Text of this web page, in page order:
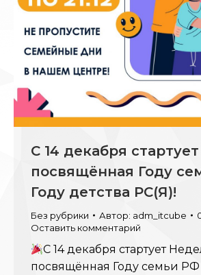
С 14 декабря
посвящённая Году
Году детства РС(Я)!
Без рубрики Автор: adm_itcube
Оставить комментарий
С 14 декабря стартует
посвящённая Году семьи РФ